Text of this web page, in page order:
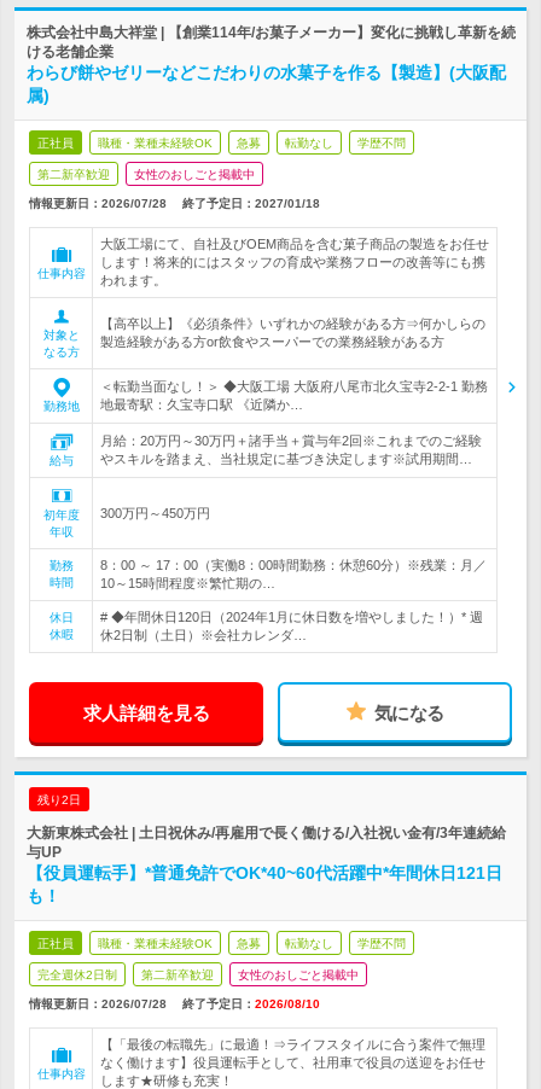
株式会社中島大祥堂 | 【創業114年/お菓子メーカー】変化に挑戦し革新を続
ける老舗企業
わらび餅やゼリーなどこだわりの水菓子を作る【製造】(大阪配
属)
正社員 職種・業種未経験OK 急募 転勤なし 学歴不問
第二新卒歓迎 女性のおしごと掲載中
情報更新日：2026/07/28 終了予定日： 2027/01/18
仕事内容
大阪工場にて、自社及びOEM商品を含む菓子商品の製造をお任せ
します！将来的にはスタッフの育成や業務フローの改善等にも携
われます。
対象と
なる方
【高卒以上】《必須条件》いずれかの経験がある方⇒何かしらの
製造経験がある方or飲食やスーパーでの業務経験がある方
勤務地
＜転勤当面なし！＞ ◆大阪工場 大阪府八尾市北久宝寺2-2-1 勤務
地最寄駅：久宝寺口駅 《近隣か…
給与
月給：20万円～30万円＋諸手当＋賞与年2回※これまでのご経験
やスキルを踏まえ、当社規定に基づき決定します※試用期間…
初年度
年収
300万円～450万円
勤務
時間
8：00 ～ 17：00（実働8：00時間勤務：休憩60分）※残業：月／
10～15時間程度※繁忙期の…
休日
休暇
# ◆年間休日120日（2024年1月に休日数を増やしました！）* 週
休2日制（土日）※会社カレンダ…
求人詳細を見る 気になる
残り2日
大新東株式会社 | 土日祝休み/再雇用で長く働ける/入社祝い金有/3年連続給
与UP
【役員運転手】*普通免許でOK*40~60代活躍中*年間休日121日
も！
正社員 職種・業種未経験OK 急募 転勤なし 学歴不問
完全週休2日制 第二新卒歓迎 女性のおしごと掲載中
情報更新日：2026/07/28 終了予定日： 2026/08/10
仕事内容
【「最後の転職先」に最適！⇒ライフスタイルに合う案件で無理
なく働けます】役員運転手として、社用車で役員の送迎をお任せ
します★研修も充実！